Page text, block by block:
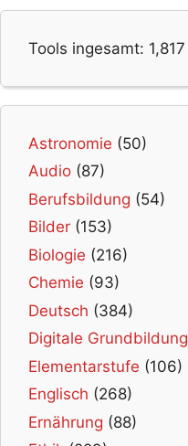
Tools ingesamt: 1,817
Astronomie (50)
Audio (87)
Berufsbildung (54)
Bilder (153)
Biologie (216)
Chemie (93)
Deutsch (384)
Digitale Grundbildung
Elementarstufe (106)
Englisch (268)
Ernährung (88)